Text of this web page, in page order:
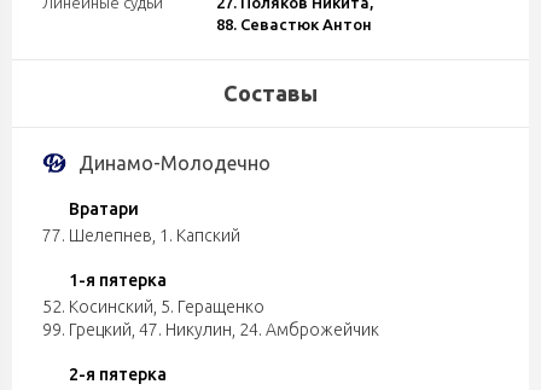
88. Севастюк Антон
Составы
Динамо-Молодечно
Вратари
77. Шелепнев, 1. Капский
1-я пятерка
52. Косинский, 5. Геращенко
99. Грецкий, 47. Никулин, 24. Амброжейчик
2-я пятерка